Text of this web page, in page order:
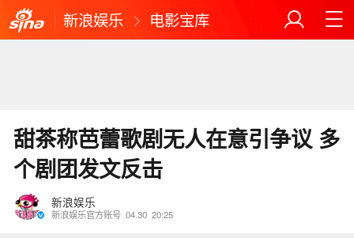
新浪娱乐 电影宝库
甜茶称芭蕾歌剧无人在意引争议 多
个剧团发文反击
新浪娱乐
新浪娱乐官方账号 04.30 20:25